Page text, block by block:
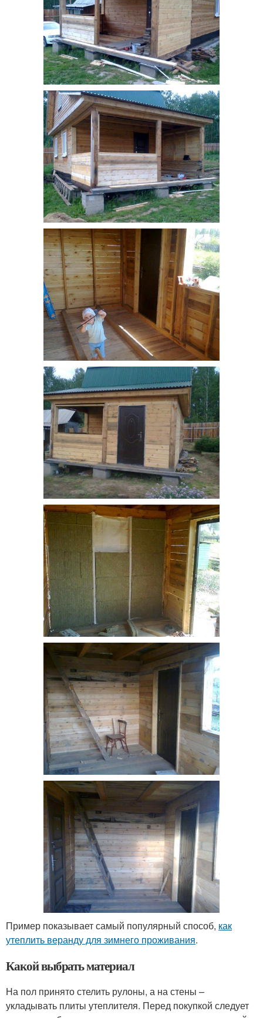
Пример показывает самый популярный способ, как
утеплить веранду для зимнего проживания.
Какой выбрать материал
На пол принято стелить рулоны, а на стены –
укладывать плиты утеплителя. Перед покупкой следует